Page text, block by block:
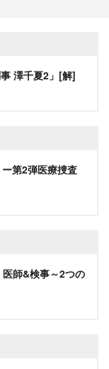
澤千夏2」[解]
第2弾医療捜査
師&検事～2つの